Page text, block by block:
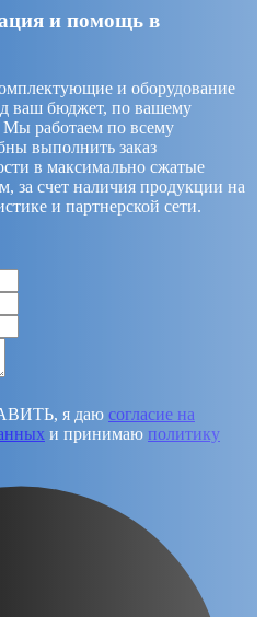
и помощь в
и оборудование
ваш бюджет, по вашему
Мы работаем по всему
выполнить заказ
в максимально сжатые
за счет наличия продукции на
и партнерской сети.
я даю согласие на
и принимаю политику